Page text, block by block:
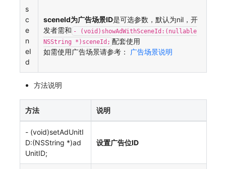
s
c
e
n
eI
d
sceneId为广告场景ID是可选参数，默认为nil，开
发者需和 - (void)showAdWithSceneId:(nullable
NSString *)sceneId; 配套使用
如需使用广告场景请参考：
广告场景说明
方法说明
方法 说明
- (void)setAdUnitI
D:(NSString *)ad
UnitID;
设置广告位ID